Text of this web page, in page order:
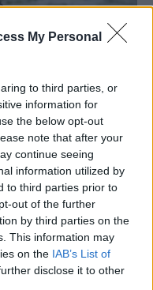
My Personal
to third parties, or
information for
the below opt-out
note that after your
continue seeing
information utilized by
to third parties prior to
out of the further
by third parties on the
This information may
on the IAB’s List of
disclose it to other